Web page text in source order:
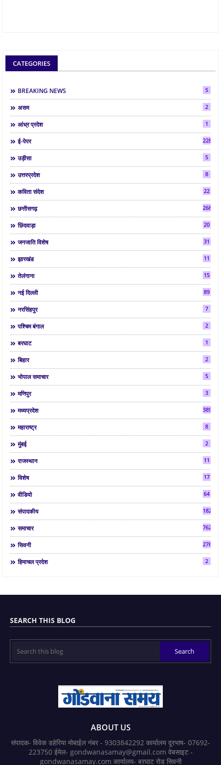
CATEGORIES
BREAKING NEWS 5
असम 2
आंध्र प्रदेश 1
ई-पेपर 2286
उड़ीसा 5
उत्तरप्रदेश 8
कविता संदेश 22
छत्तीसगढ़ 268
छिंदवाड़ा 20
जनजाति विशेष 31
झारखंड 11
तेलंगाना 15
नई दिल्ली 89
नरसिंहपुर 7
पश्चिम बंगाल 2
बरघाट 1
बिहार 2
भोपाल समाचार 5
मणिपुर 3
मध्यप्रदेश 3892
महाराष्ट्र 8
मुंबई 2
राजस्थान 11
विशेष 17
वीडियो 64
संपादकीय 182
समाचार 7624
सिवनी 2763
हिमाचल प्रदेश 2
SEARCH THIS BLOG
ABOUT US
संपादक- विवेक डहेरिया मोबाईल नंबर - 9303842292 कार्यालय दूरभाष- 07692-
223750 ईमेल- gondwanasamay@gmail.com वेबसाइट -
gondwanasamay.com कार्यालय- बरघाट रोड सिवनी